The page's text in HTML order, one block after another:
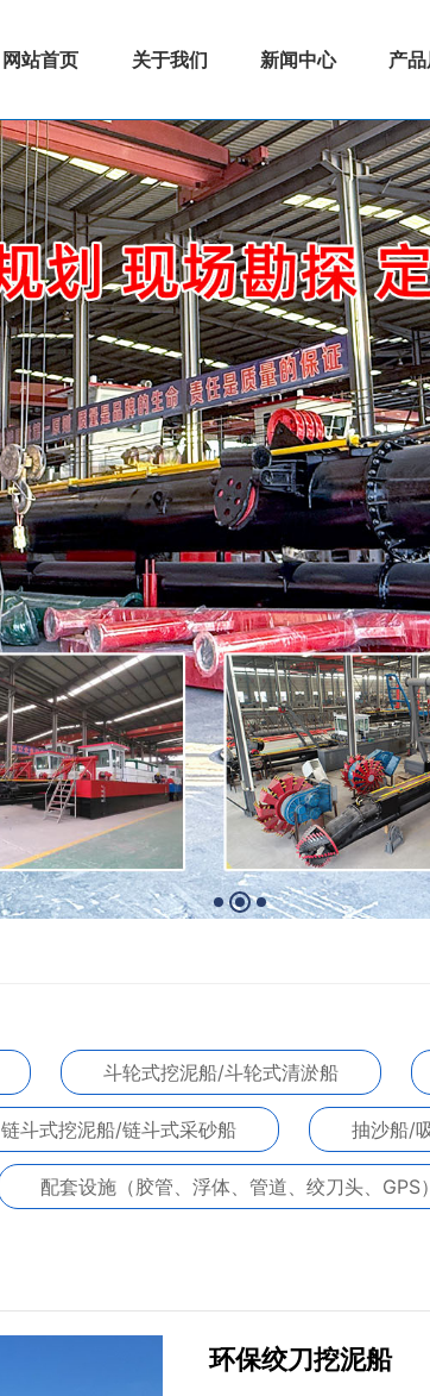
网站首页 关于我们 新闻中心 产
斗轮式挖泥船/斗轮式清淤船
链斗式挖泥船/链斗式采砂船 抽沙船/
配套设施（胶管、浮体、管道、绞刀头、GPS）
环保绞刀挖泥船